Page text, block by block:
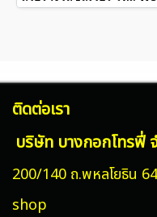
ติดต่อเรา
บริษัท บางกอกโทรฟี่
200/140 ถ.พหลโยธิน
shop